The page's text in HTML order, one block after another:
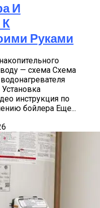
И
Руками
— схема Схема
инструкция по
бойлера Еще...